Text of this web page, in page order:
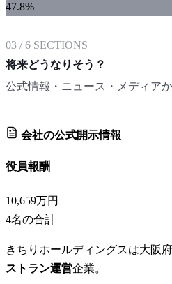
47.8%
03 /6 SECTIONS
将来どうなりそう？
公式情報・ニュース・メディア
会社の公式開示情報
役員報酬
10,659万円
4名の合計
きちりホールディングスは大阪
ストラン運営企業。